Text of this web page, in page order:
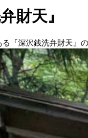
財天』
『深沢銭洗弁財天』